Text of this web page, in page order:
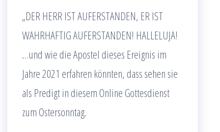
„DER HERR IST AUFERSTANDEN, ER IST
WAHRHAFTIG AUFERSTANDEN! HALLELUJA!
…und wie die Apostel dieses Ereignis im
Jahre 2021 erfahren könnten, dass sehen sie
als Predigt in diesem Online Gottesdienst
zum Ostersonntag.